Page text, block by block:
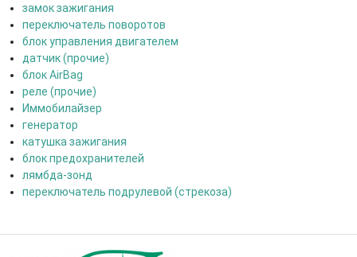
замок зажигания
переключатель поворотов
блок управления двигателем
датчик (прочие)
блок AirBag
реле (прочие)
Иммобилайзер
генератор
катушка зажигания
блок предохранителей
лямбда-зонд
переключатель подрулевой (стрекоза)